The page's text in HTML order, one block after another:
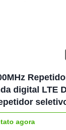
digital LTE
agora